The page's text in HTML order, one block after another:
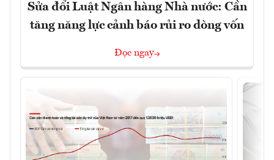
Sửa đổi Luật Ngân hàng Nhà nước: Cần
tăng năng lực cảnh báo rủi ro dòng vốn
Đọc ngay